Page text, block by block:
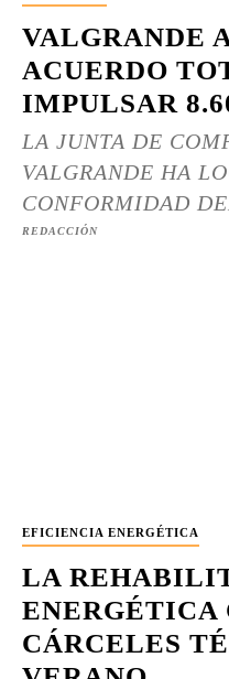
VALGRANDE
ACUERDO
IMPULSAR
LA JUNTA DE
VALGRANDE HA
CONFORMIDAD
REDACCIÓN
EFICIENCIA ENERGÉTICA
LA
ENERGÉTICA
CÁRCELES